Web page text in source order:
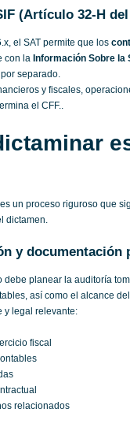
(Artículo 32‑H del
el SAT permite que los
con la Información Sobre la
separado.
y fiscales,
el CFF..
un proceso riguroso que
dictamen.
y documentación
debe planear la auditoría
así como el alcance
y legal relevante:
fiscal
relacionados